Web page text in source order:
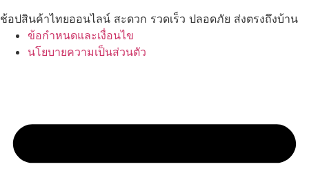
ช้อปสินค้าไทยออนไลน์ สะดวก รวดเร็ว ปลอดภัย ส่งตรงถึงบ้าน
ข้อกำหนดและเงื่อนไข
นโยบายความเป็นส่วนตัว